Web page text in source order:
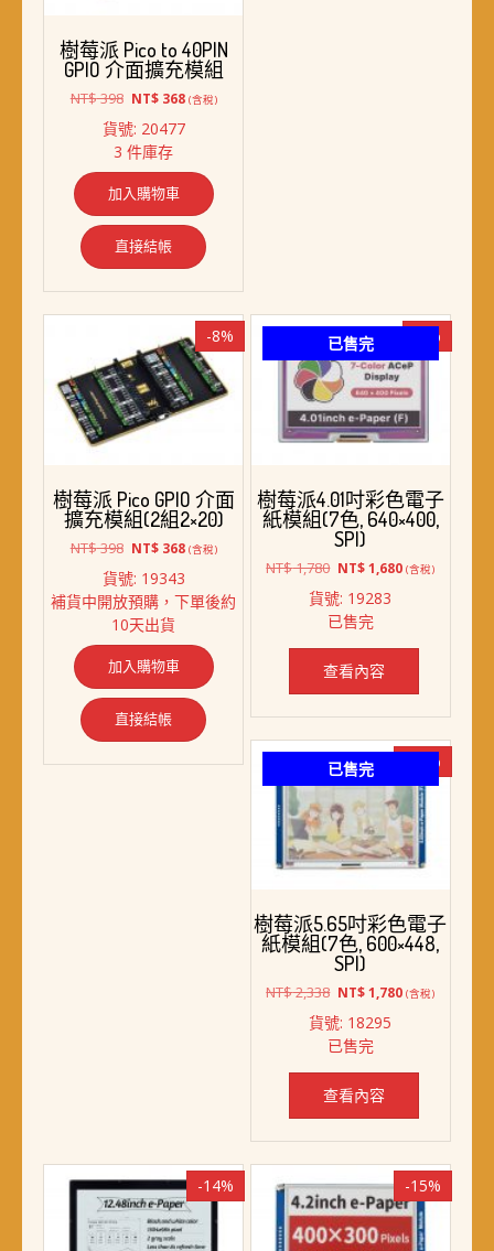
樹莓派 Pico to 40PIN
GPIO 介面擴充模組
NT$398 原
價
格：
NT$ 398。
NT$368目
NT$ 368。
(含稅)
貨號: 20477
3 件庫存
加入購物車
直接結帳
-8%
樹莓派 Pico GPIO 介面
擴充模組(2組2×20)
NT$398 原
價
格：
NT$ 398。
NT$368目
價
格：
(含稅)
貨號: 19343
補貨中開放預購，下單後約
10天出貨
加入購物車
直接結帳
已售完 -6%
樹莓派4.01吋彩色電子
紙模組(7色, 640×400,
SPI)
NT$1,780 原
價
格：
NT$ 1,780。
NT$1,680目
NT$ 1,680。
(含稅)
貨號: 19283
已售完
查看內容
已售完 -24%
樹莓派5.65吋彩色電子
紙模組(7色, 600×448,
SPI)
NT$2,338 原
價
格：
NT$ 2,338。
NT$1,780目
NT$ 1,780。
(含稅)
貨號: 18295
已售完
查看內容
-15%
-14%